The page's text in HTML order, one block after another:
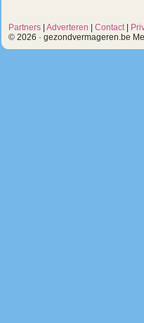
Partners| Adverteren | Contact|
© 2026 · gezondvermageren.be